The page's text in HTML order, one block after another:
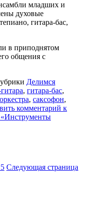
младших и
духовые
гитара-бас,
в приподнятом
общения с
Делимся
, гитара-бас,
, саксофон,
комментарий к
«Инструменты
5 Следующая страница